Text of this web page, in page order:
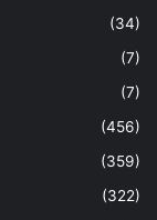
(34)
(7)
(7)
(456)
(359)
(322)